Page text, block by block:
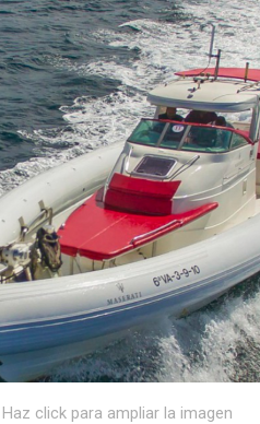
Haz click para ampliar la imagen